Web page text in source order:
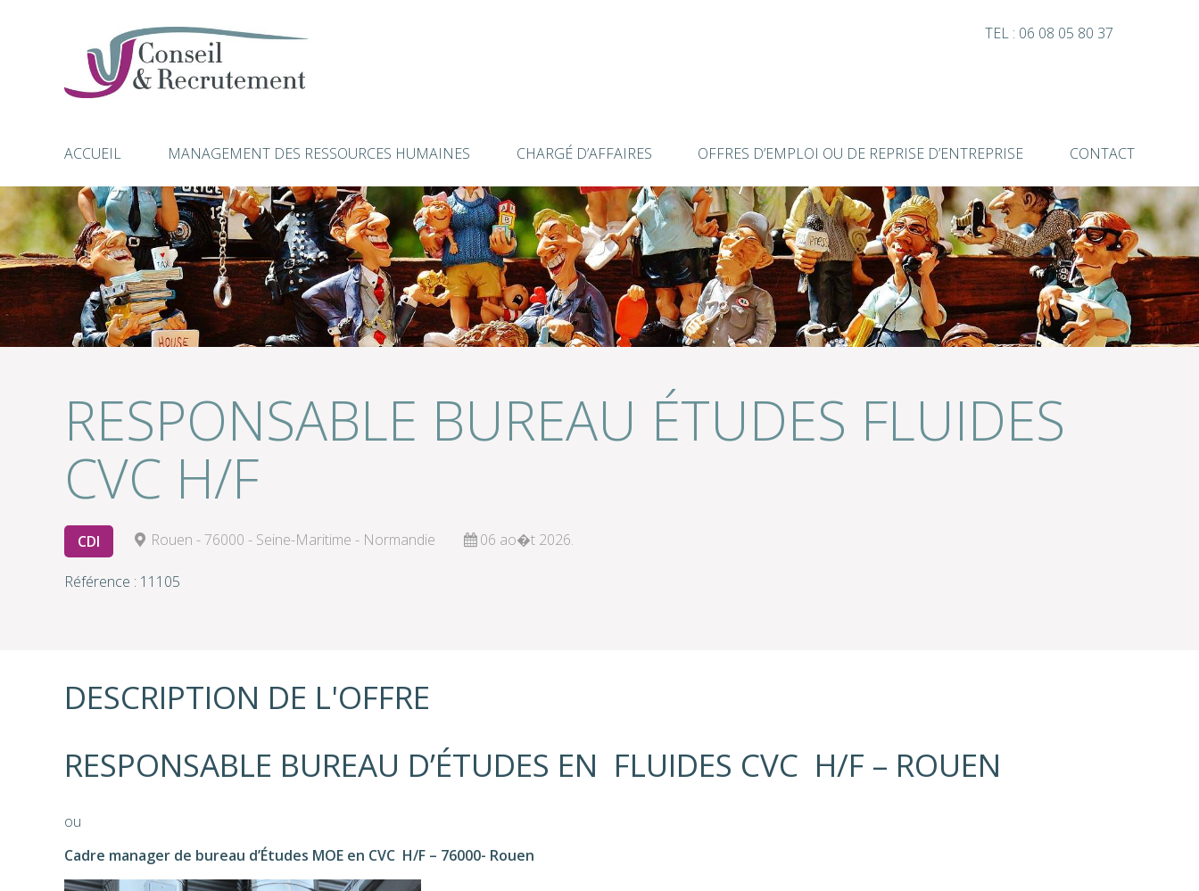
TEL : 06 08 05 80 37
ACCUEIL MANAGEMENT DES RESSOURCES HUMAINES CHARGÉ D’AFFAIRES OFFRES D’EMPLOI OU DE REPRISE D’ENTREPRISE CONTACT
RESPONSABLE BUREAU ÉTUDES FLUIDES
CVC H/F
CDI Rouen - 76000 - Seine-Maritime - Normandie 06 ao�t 2026.
Référence : 11105
DESCRIPTION DE L'OFFRE
RESPONSABLE BUREAU D’ÉTUDES EN FLUIDES CVC H/F – ROUEN
ou
Cadre manager de bureau d’Études MOE en CVC H/F – 76000- Rouen